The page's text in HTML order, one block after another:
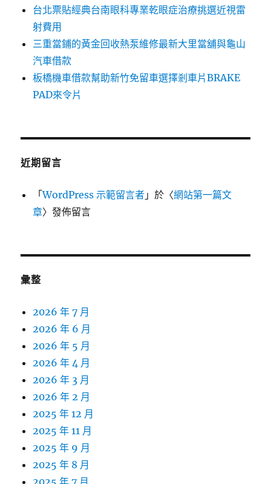
台北票貼經典台南眼科專業乾眼症治療挑選近視雷
射費用
三重當鋪的黃金回收熱泵維修最新大里當舖與龜山
汽車借款
板橋機車借款幫助新竹免留車選擇剎車片BRAKE
PAD來令片
近期留言
「WordPress 示範留言者 」於〈網站第一篇文
章〉發佈留言
彙整
2026 年 7 月
2026 年 6 月
2026 年 5 月
2026 年 4 月
2026 年 3 月
2026 年 2 月
2025 年 12 月
2025 年 11 月
2025 年 9 月
2025 年 8 月